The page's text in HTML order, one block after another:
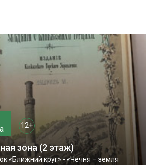
12+
зона (2 этаж)
«Ближний круг» - «Чечня – земля